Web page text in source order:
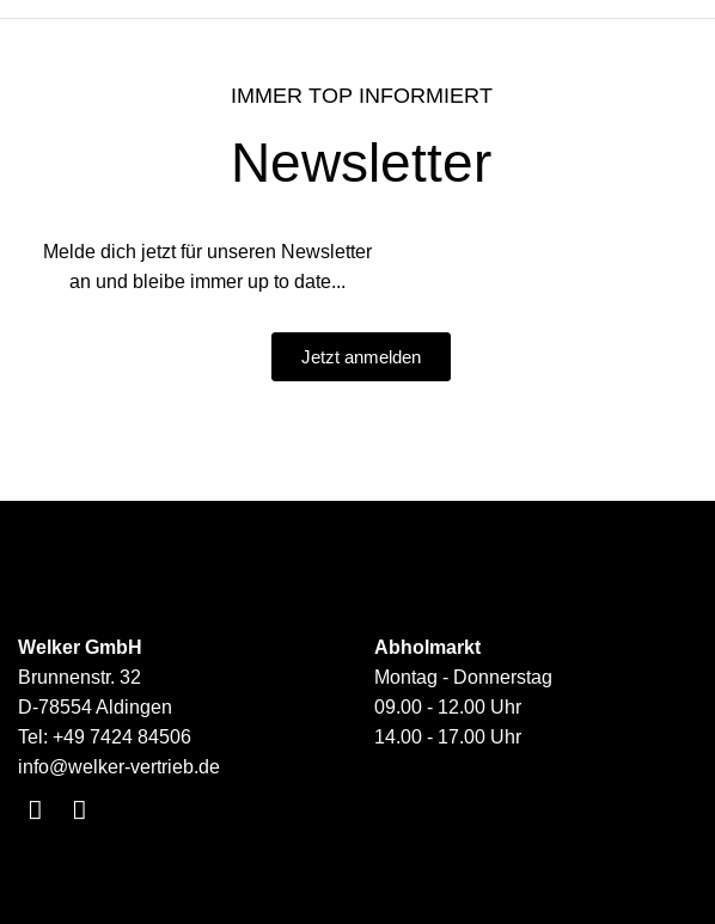
IMMER TOP INFORMIERT
Newsletter
Melde dich jetzt für unseren Newsletter
an und bleibe immer up to date...
Jetzt anmelden
Welker GmbH
Brunnenstr. 32
D-78554 Aldingen
Tel: +49 7424 84506
info@welker-vertrieb.de
Abholmarkt
Montag - Donnerstag
09.00 - 12.00 Uhr
14.00 - 17.00 Uhr